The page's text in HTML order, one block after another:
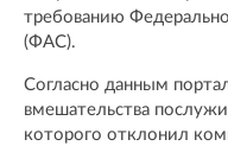
требованию
(ФАС).
Согласно данным
вмешательства
которого отклонил